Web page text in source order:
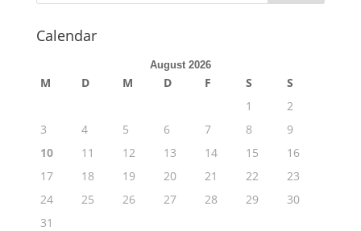
Calendar
August 2026
M D M D F S
S
1
2
3
4 5 6 7 8
9
10
11 12 13 14 15
16
17
18 19 20 21 22
23
24
25 26 27 28 29
30
31